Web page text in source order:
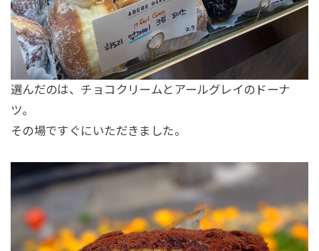
選んだのは、チョコクリームとアールグレイのドーナ
ツ。
その場ですぐにいただきました。